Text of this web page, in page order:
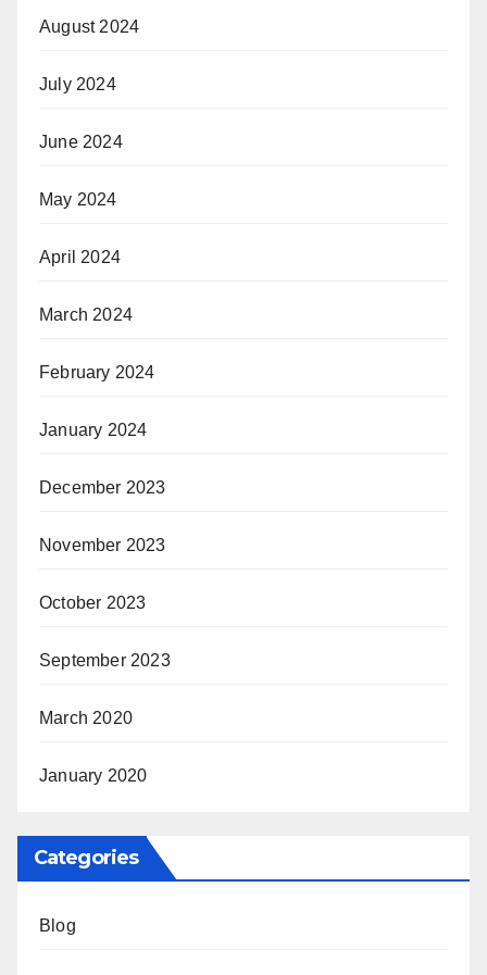
August 2024
July 2024
June 2024
May 2024
April 2024
March 2024
February 2024
January 2024
December 2023
November 2023
October 2023
September 2023
March 2020
January 2020
Categories
Blog